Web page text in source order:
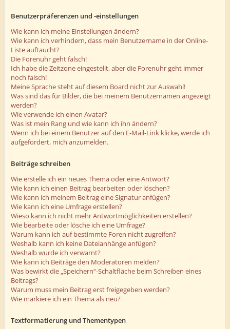
Benutzerpräferenzen und -einstellungen
Wie kann ich meine Einstellungen ändern?
Wie kann ich verhindern, dass mein Benutzername in der Online-
Liste auftaucht?
Die Forenuhr geht falsch!
Ich habe die Zeitzone eingestellt, aber die Forenuhr geht immer
noch falsch!
Meine Sprache steht auf diesem Board nicht zur Auswahl!
Was sind das für Bilder, die bei meinem Benutzernamen angezeigt
werden?
Wie verwende ich einen Avatar?
Was ist mein Rang und wie kann ich ihn ändern?
Wenn ich bei einem Benutzer auf den E-Mail-Link klicke, werde ich
aufgefordert, mich anzumelden.
Beiträge schreiben
Wie erstelle ich ein neues Thema oder eine Antwort?
Wie kann ich einen Beitrag bearbeiten oder löschen?
Wie kann ich meinem Beitrag eine Signatur anfügen?
Wie kann ich eine Umfrage erstellen?
Wieso kann ich nicht mehr Antwortmöglichkeiten erstellen?
Wie bearbeite oder lösche ich eine Umfrage?
Warum kann ich auf bestimmte Foren nicht zugreifen?
Weshalb kann ich keine Dateianhänge anfügen?
Weshalb wurde ich verwarnt?
Wie kann ich Beiträge den Moderatoren melden?
Was bewirkt die „Speichern“-Schaltfläche beim Schreiben eines
Beitrags?
Warum muss mein Beitrag erst freigegeben werden?
Wie markiere ich ein Thema als neu?
Textformatierung und Thementypen